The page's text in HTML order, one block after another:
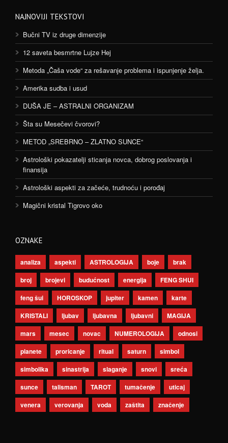
NAJNOVIJI TEKSTOVI
Bučni TV iz druge dimenzije
12 saveta besmrtne Lujze Hej
Metoda „Čaša vode“ za rešavanje problema i ispunjenje želja.
Amerika sudba i usud
DUŠA JE – ASTRALNI ORGANIZAM
Šta su Mesečevi čvorovi?
METOD „SREBRNO – ZLATNO SUNCE“
Astrološki pokazatelji sticanja novca, dobrog poslovanja i
finansija
Astrološki aspekti za začeće, trudnoću i porođaj
Magični kristal Tigrovo oko
OZNAKE
analiza aspekti ASTROLOGIJA boje
brak
broj
brojevi budućnost energija
FENG SHUI
feng šui
HOROSKOP jupiter kamen
karte
KRISTALI
ljubav ljubavna ljubavni
MAGIJA
mars
mesec novac NUMEROLOGIJA
odnosi
planete
proricanje ritual saturn
simbol
simbolika
sinastrija slaganje snovi
sreća
sunce
talisman TAROT tumačenje
uticaj
venera
verovanja voda zaštita značenje